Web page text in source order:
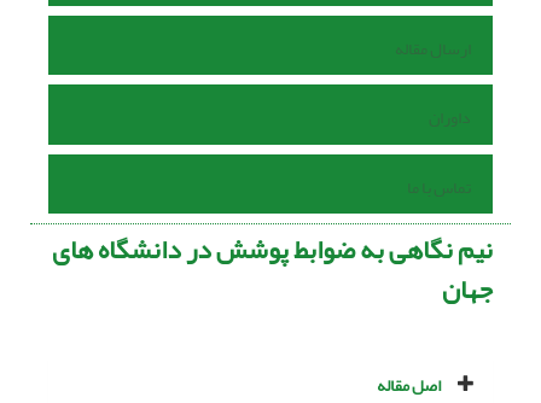
ارسال مقاله
داوران
تماس با ما
نیم نگاهی به ضوابط پوشش در دانشگاه های
جهان
اصل مقاله